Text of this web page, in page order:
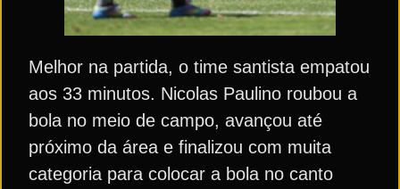
Melhor na partida, o time santista empatou
aos 33 minutos. Nicolas Paulino roubou a
bola no meio de campo, avançou até
próximo da área e finalizou com muita
categoria para colocar a bola no canto